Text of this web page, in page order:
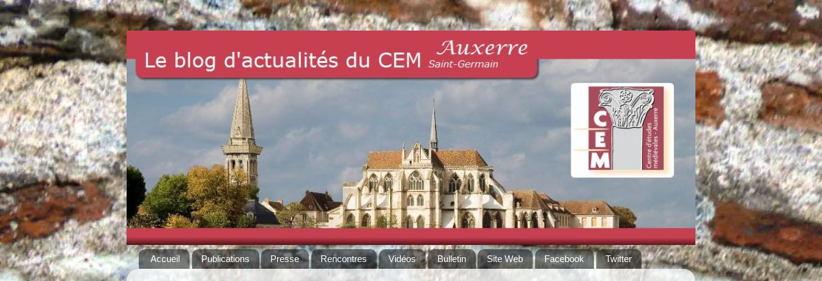
Accueil Publications Presse Rencontres Vidéos Bulletin Site Web Facebook Twitter